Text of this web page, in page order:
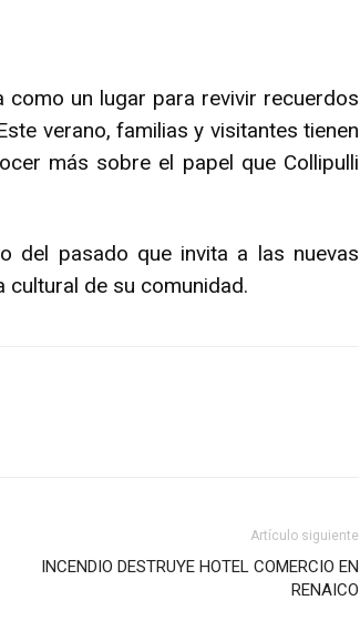
un lugar para revivir recuerdos
verano, familias y visitantes tienen
más sobre el papel que Collipulli
del pasado que invita a las nuevas
cultural de su comunidad.
Artículo siguiente
INCENDIO DESTRUYE HOTEL COMERCIO EN
RENAICO